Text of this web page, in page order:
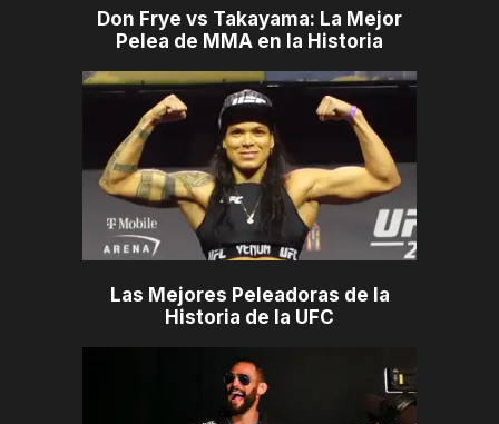
Don Frye vs Takayama: La Mejor
Pelea de MMA en la Historia
Las Mejores Peleadoras de la
Historia de la UFC